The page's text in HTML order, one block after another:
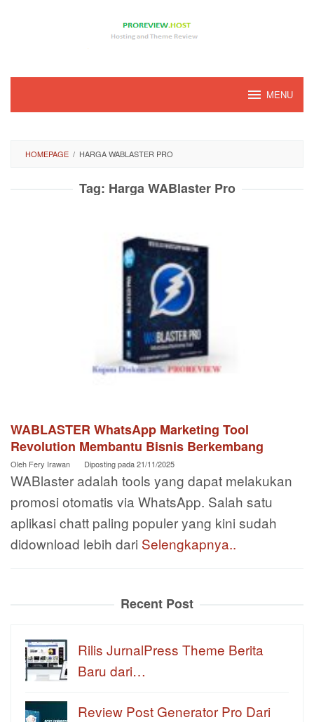
MENU
HOMEPAGE / HARGA WABLASTER PRO
Tag: Harga WABlaster Pro
WABLASTER WhatsApp Marketing Tool
Revolution Membantu Bisnis Berkembang
Oleh Fery Irawan Diposting pada21/11/2025
WABlaster adalah tools yang dapat melakukan
promosi otomatis via WhatsApp. Salah satu
aplikasi chatt paling populer yang kini sudah
didownload lebih dari Selengkapnya..
Recent Post
Rilis JurnalPress Theme Berita
Baru dari…
Review Post Generator Pro Dari